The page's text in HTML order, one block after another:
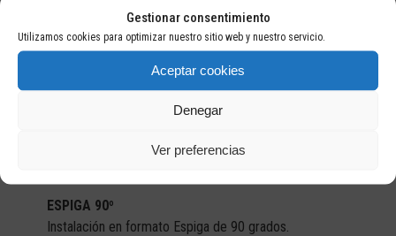
Gestionar consentimiento
Utilizamos cookies para optimizar nuestro sitio web y nuestro servicio.
Aceptar cookies
Denegar
Ver preferencias
ESPIGA 90º
Instalación en formato Espiga de 90 grados.